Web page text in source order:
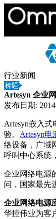
行业新闻
Artesyn 企业
发布日期:
Artesyn嵌入
验。 Artesyn电
络设备，广域
呼叫中心系统
企业网络电源
问，国家最先
企业网络电源
华控伟业为客